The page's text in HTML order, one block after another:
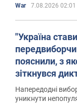
War 7.08.2026 02:01
"Україна
пояснили, з
зіткнувся
Напередодні
уникнути